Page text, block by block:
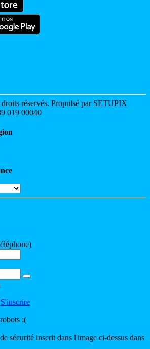
réservés. Propulsé par SETUPIX
019 00040
S'inscrire
:(
sécurité inscrit dans l'image ci-dessus dans